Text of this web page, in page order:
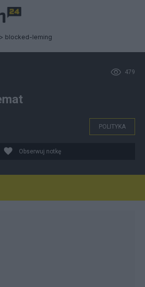
blocked-leming
479
POLITYKA
Obserwuj notkę